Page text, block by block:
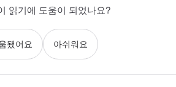
읽기에 도움이 되었나요?
됐어요 아쉬워요